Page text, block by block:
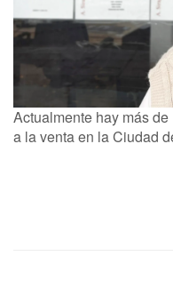
Actualmente hay más
a la venta en la Ciudad